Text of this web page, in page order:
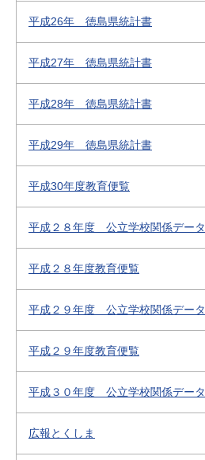
平成26年 徳島県統計書
平成27年 徳島県統計書
平成28年 徳島県統計書
平成29年 徳島県統計書
平成30年度教育便覧
平成２８年度 公立学校関係データ
平成２８年度教育便覧
平成２９年度 公立学校関係データ
平成２９年度教育便覧
平成３０年度 公立学校関係データ
広報とくしま